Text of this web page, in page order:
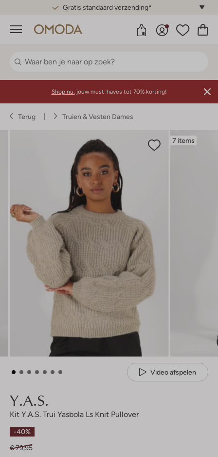
Gratis standaard verzending*
Menu
Shop nu: jouw must-haves tot 70% korting!
Terug Truien & Vesten Dames
7 items
Video afspelen
Y.a.s.
Kit Y.a.s. Trui Yasbola Ls Knit Pullover
-40%
€ 79,95